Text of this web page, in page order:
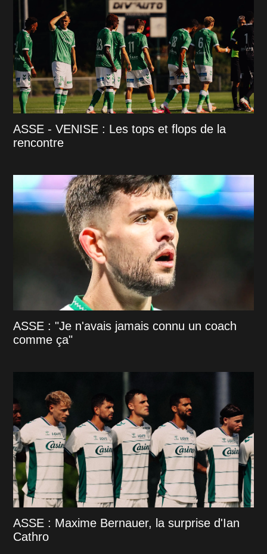
ASSE - VENISE : Les tops et flops de la
rencontre
ASSE : "Je n'avais jamais connu un coach
comme ça"
ASSE : Maxime Bernauer, la surprise d'Ian
Cathro